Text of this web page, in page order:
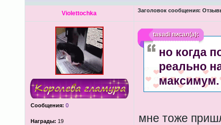
Violettochka Заголовок сообщения:
Сообщения: 0
Награды: 19
tasadiписал(а):
но когда
реально
максимум.
мне тоже